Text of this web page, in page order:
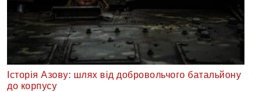
Історія Азову: шлях від добровольчого батальйону
до корпусу